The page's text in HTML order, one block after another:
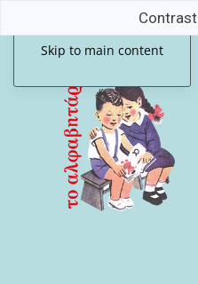
Contrast
Skip to main content